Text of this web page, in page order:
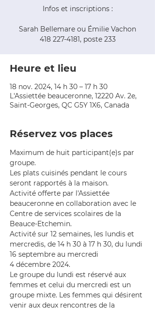
Infos et inscriptions :
Sarah Bellemare ou Émilie Vachon
418 227-4181, poste 233
Heure et lieu
18 nov. 2024, 14 h 30 – 17 h 30
L'Assiettée beauceronne, 12220 Av. 2e,
Saint-Georges, QC G5Y 1X6, Canada
Réservez vos places
Maximum de huit participant(e)s par
groupe.
Les plats cuisinés pendant le cours
seront rapportés à la maison.
Activité offerte par l'Assiettée
beauceronne en collaboration avec le
Centre de services scolaires de la
Beauce-Etchemin.
Activité sur 12 semaines, les lundis et
mercredis, de 14 h 30 à 17 h 30, du lundi
16 septembre au mercredi
4 décembre 2024.
Le groupe du lundi est réservé aux
femmes et celui du mercredi est un
groupe mixte. Les femmes qui désirent
venir aux deux rencontres de la